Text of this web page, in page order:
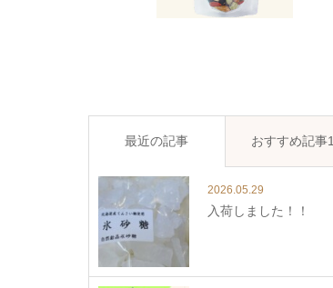
最近の記事 おすすめ記事1
2026.05.29
入荷しました！！